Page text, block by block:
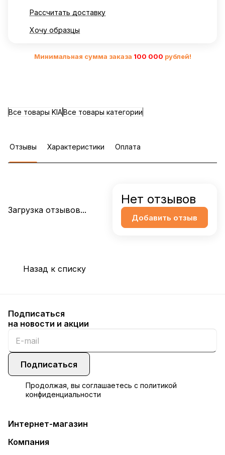
Рассчитать доставку
Хочу образцы
Минимальная сумма заказа 100 000 рублей!
Все товары KIAВсе товары категории
Отзывы Характеристики Оплата
Загрузка отзывов...
Нет отзывов
Добавить отзыв
Назад к списку
Подписаться
на новости и акции
Подписаться
Продолжая, вы соглашаетесь с политикой
конфиденциальности
Интернет-магазин
Компания